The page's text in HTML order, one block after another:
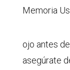
Memoria
ojo antes
asegúrate